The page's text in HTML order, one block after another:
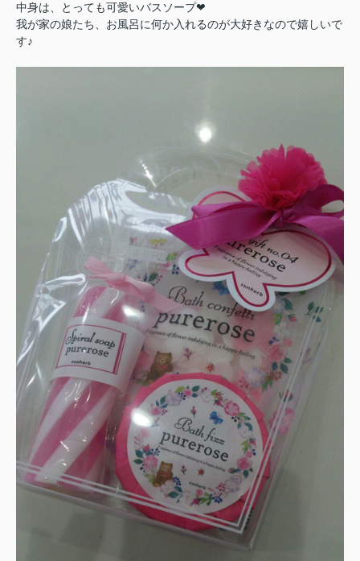
中身は、とっても可愛いバスソープ❤
我が家の娘たち、お風呂に何か入れるのが大好きなので嬉しいで
す♪